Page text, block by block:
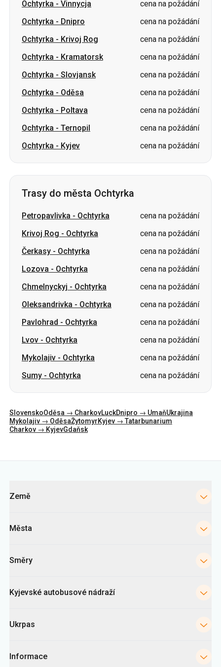
Ochtyrka-Kramatorsk
cena na požádání
Ochtyrka-Slovjansk
cena na požádání
Ochtyrka-Oděsa
cena na požádání
Ochtyrka-Poltava
cena na požádání
Ochtyrka-Ternopil
cena na požádání
Ochtyrka-Kyjev cena na požádání
Trasy do města Ochtyrka
Petropavlivka-Ochtyrka
cena na požádání
Čerkasy-Ochtyrka
Lozova-Ochtyrka
cena na požádání
Chmelnyckyj-Ochtyrka
cena na požádání
Oleksandrivka-Ochtyrka
cena na požádání
Pavlohrad-Ochtyrka
cena na požádání
Lvov-Ochtyrka
cena na požádání
Mykolajiv-Ochtyrka
cena na požádání
Sumy-Ochtyrka cena na požádání
SlovenskoOděsa → Charkov Dnipro → Umaň Ukrajina
Charkov → KyjevGdaňsk
Kategorie